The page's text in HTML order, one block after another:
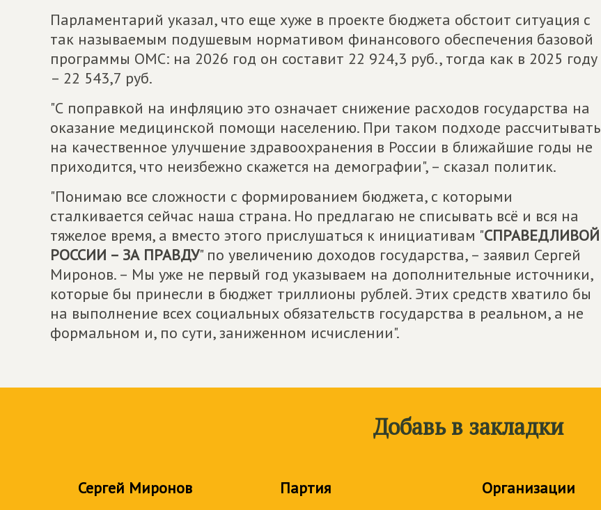
Парламентарий указал, что еще хуже в проекте бюджета обстоит ситуация с
так называемым подушевым нормативом финансового обеспечения базовой
программы ОМС: на 2026 год он составит 22 924,3 руб., тогда как в 2025 году
– 22 543,7 руб.
"С поправкой на инфляцию это означает снижение расходов государства на
оказание медицинской помощи населению. При таком подходе рассчитывать
на качественное улучшение здравоохранения в России в ближайшие годы не
приходится, что неизбежно скажется на демографии", – сказал политик.
"Понимаю все сложности с формированием бюджета, с которыми
сталкивается сейчас наша страна. Но предлагаю не списывать всё и вся на
тяжелое время, а вместо этого прислушаться к инициативам "СПРАВЕДЛИВОЙ
РОССИИ – ЗА ПРАВДУ" по увеличению доходов государства, – заявил Сергей
Миронов. – Мы уже не первый год указываем на дополнительные источники,
которые бы принесли в бюджет триллионы рублей. Этих средств хватило бы
на выполнение всех социальных обязательств государства в реальном, а не
формальном и, по сути, заниженном исчислении".
Добавь в закладки
Сергей Миронов Партия Организации